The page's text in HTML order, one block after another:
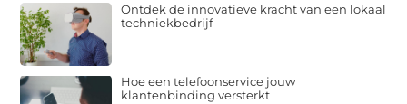
Ontdek de innovatieve kracht van een lokaal
techniekbedrijf
Hoe een telefoonservice jouw
klantenbinding versterkt